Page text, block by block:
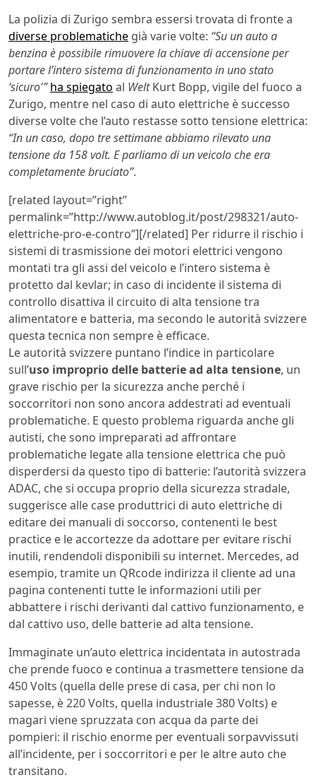
La polizia di Zurigo sembra essersi trovata di fronte a
diverse problematiche già varie volte: “Su un auto a
benzina è possibile rimuovere la chiave di accensione per
portare l’intero sistema di funzionamento in uno stato
‘sicuro'” ha spiegato al WeltKurt Bopp, vigile del fuoco a
Zurigo, mentre nel caso di auto elettriche è successo
diverse volte che l’auto restasse sotto tensione elettrica:
“In un caso, dopo tre settimane abbiamo rilevato una
tensione da 158 volt. E parliamo di un veicolo che era
completamente bruciato”.
[related layout=”right”
permalink=”http://www.autoblog.it/post/298321/auto-
elettriche-pro-e-contro”][/related] Per ridurre il rischio i
sistemi di trasmissione dei motori elettrici vengono
montati tra gli assi del veicolo e l’intero sistema è
protetto dal kevlar; in caso di incidente il sistema di
controllo disattiva il circuito di alta tensione tra
alimentatore e batteria, ma secondo le autorità svizzere
questa tecnica non sempre è efficace.
Le autorità svizzere puntano l’indice in particolare
sull’uso improprio delle batterie ad alta tensione, un
grave rischio per la sicurezza anche perché i
soccorritori non sono ancora addestrati ad eventuali
problematiche. E questo problema riguarda anche gli
autisti, che sono impreparati ad affrontare
problematiche legate alla tensione elettrica che può
disperdersi da questo tipo di batterie: l’autorità svizzera
ADAC, che si occupa proprio della sicurezza stradale,
suggerisce alle case produttrici di auto elettriche di
editare dei manuali di soccorso, contenenti le best
practice e le accortezze da adottare per evitare rischi
inutili, rendendoli disponibili su internet. Mercedes, ad
esempio, tramite un QRcode indirizza il cliente ad una
pagina contenenti tutte le informazioni utili per
abbattere i rischi derivanti dal cattivo funzionamento, e
dal cattivo uso, delle batterie ad alta tensione.
Immaginate un’auto elettrica incidentata in autostrada
che prende fuoco e continua a trasmettere tensione da
450 Volts (quella delle prese di casa, per chi non lo
sapesse, è 220 Volts, quella industriale 380 Volts) e
magari viene spruzzata con acqua da parte dei
pompieri: il rischio enorme per eventuali sorpavvissuti
all’incidente, per i soccorritori e per le altre auto che
transitano.